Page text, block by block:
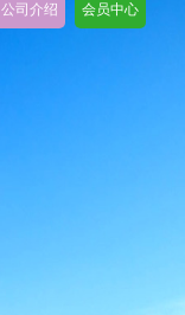
公司介绍 会员中心